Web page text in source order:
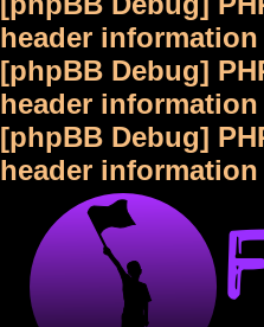
header
[phpBB Debug]
header
[phpBB Debug]
header